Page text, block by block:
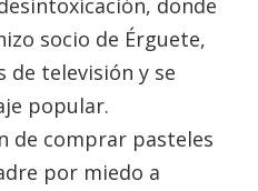
donde
socio de Érguete,
televisión y se
popular.
de comprar pasteles
por miedo a